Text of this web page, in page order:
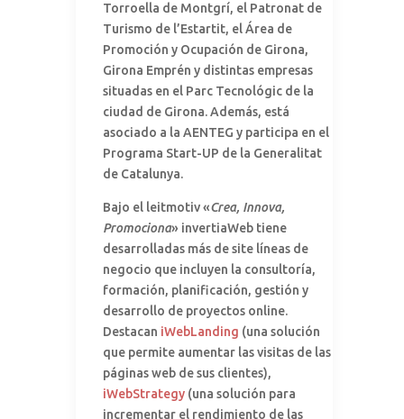
Torroella de Montgrí, el Patronat de
Turismo de l’Estartit, el Área de
Promoción y Ocupación de Girona,
Girona Emprén y distintas empresas
situadas en el Parc Tecnológic de la
ciudad de Girona. Además, está
asociado a la AENTEG y participa en el
Programa Start-UP de la Generalitat
de Catalunya.
Bajo el leitmotiv «Crea, Innova,
Promociona» invertiaWeb tiene
desarrolladas más de site líneas de
negocio que incluyen la consultoría,
formación, planificación, gestión y
desarrollo de proyectos online.
Destacan iWebLanding (una solución
que permite aumentar las visitas de las
páginas web de sus clientes),
iWebStrategy (una solución para
incrementar el rendimiento de las